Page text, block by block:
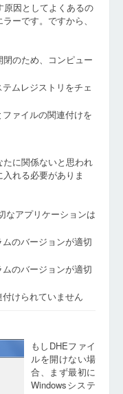
原因としてよくあるの
ーです。ですから、
のため、コンピュー
ムレジストリをチェ
ァイルの関連付けを
に関係ないと思われ
れる必要がありま
なアプリケーションは
のバージョンが適切
のバージョンが適切
けられていません
もしDHEファイ
ルを開けない場
合、まず最初に
Windowsシステ